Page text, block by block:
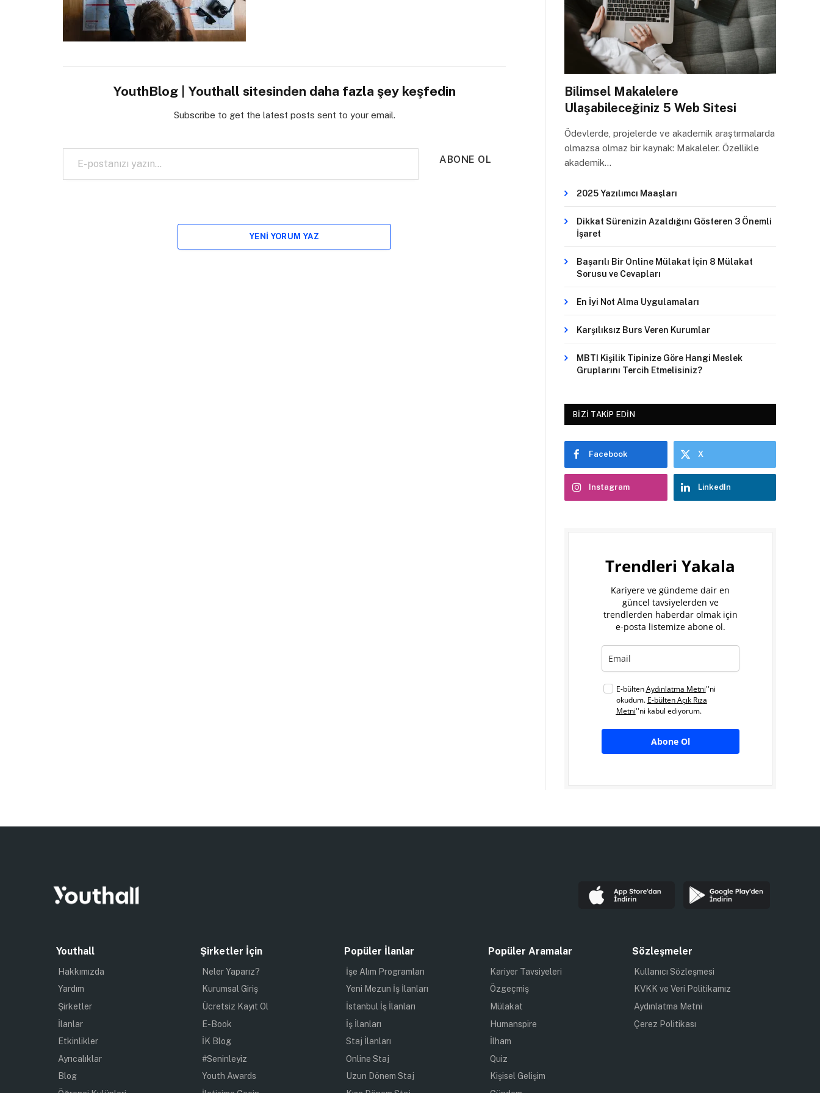
YouthBlog | Youthall sitesinden daha fazla şey keşfedin
Subscribe to get the latest posts sent to your email.
E-postanızı yazın…
ABONE OL
YENI YORUM YAZ
Bilimsel Makalelere
Ulaşabileceğiniz 5 Web Sitesi
Ödevlerde, projelerde ve akademik araştırmalarda
olmazsa olmaz bir kaynak: Makaleler. Özellikle
akademik…
2025 Yazılımcı Maaşları
Dikkat Sürenizin Azaldığını Gösteren 3 Önemli
İşaret
Başarılı Bir Online Mülakat İçin 8 Mülakat
Sorusu ve Cevapları
En İyi Not Alma Uygulamaları
Karşılıksız Burs Veren Kurumlar
MBTI Kişilik Tipinize Göre Hangi Meslek
Gruplarını Tercih Etmelisiniz?
BIZI TAKIP EDIN
Facebook X
Instagram LinkedIn
Trendleri Yakala
Kariyere ve gündeme dair en
güncel tavsiyelerden ve
trendlerden haberdar olmak için
e-posta listemize abone ol.
E-bültenAydınlatma Metni''ni
okudum. E-bülten Açık Rıza
Metni''ni kabul ediyorum.
Abone Ol
Youthall
Hakkımızda
Yardım
Şirketler
İlanlar
Etkinlikler
Ayrıcalıklar
Blog
Şirketler İçin
Neler Yaparız?
Kurumsal Giriş
Ücretsiz Kayıt Ol
E-Book
İK Blog
#Seninleyiz
Youth Awards
Popüler İlanlar
İşe Alım Programları
Yeni Mezun İş İlanları
İstanbul İş İlanları
İş İlanları
Staj İlanları
Online Staj
Uzun Dönem Staj
Popüler Aramalar
Kariyer Tavsiyeleri
Özgeçmiş
Mülakat
Humanspire
İlham
Quiz
Kişisel Gelişim
Sözleşmeler
Kullanıcı Sözleşmesi
KVKK ve Veri Politikamız
Aydınlatma Metni
Çerez Politikası